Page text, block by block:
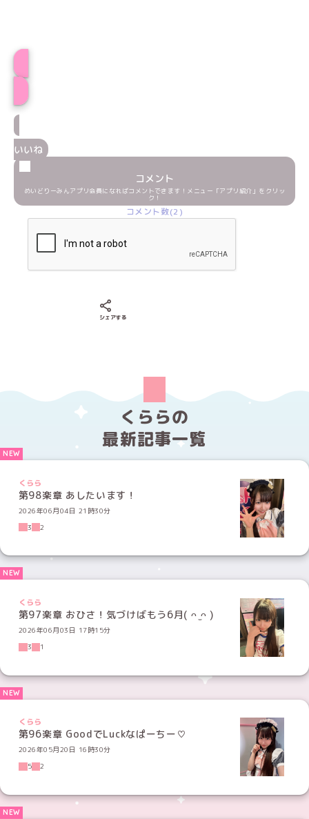
いいね
コメント
めいどりーみんアプリ会員になればコメントできます！メニュー「アプリ紹介」をクリッ
ク！
コメント数(2)
シェアする
くららの
最新記事一覧
くらら
第98楽章 あしたいます！
2026年06月04日 21時30分
3
2
くらら
第97楽章 おひさ！気づけばもう6月( ᴖ ̫ᴖ )
2026年06月03日 17時15分
3
1
くらら
第96楽章 GoodでLuckなぱーちー♡
2026年05月20日 16時30分
5
2